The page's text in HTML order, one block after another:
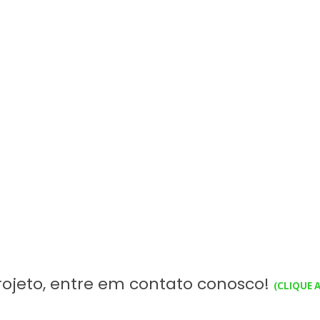
entre em contato conosco! (CLIQUE